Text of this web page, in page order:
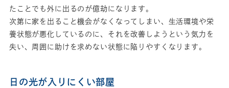
たことでも外に出るのが億劫になります。
次第に家を出ること機会がなくなってしまい、生活環境や栄
養状態が悪化しているのに、それを改善しようという気力を
失い、周囲に助けを求めない状態に陥りやすくなります。
日の光が入りにくい部屋